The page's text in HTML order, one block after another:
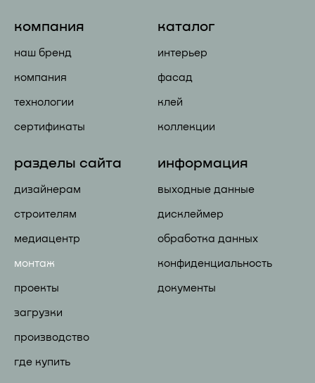
компания
наш бренд
компания
технологии
сертификаты
каталог
интерьер
фасад
клей
коллекции
разделы сайта
дизайнерам
строителям
медиацентр
монтаж
проекты
загрузки
производство
где купить
информация
выходные данные
дисклеймер
обработка данных
конфиденциальность
документы